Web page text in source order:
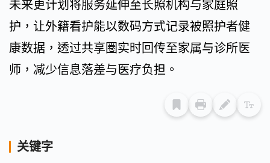
未来更计划将服务延伸至长照机构与家庭照
护，让外籍看护能以数码方式记录被照护者健
康数据，透过共享圈实时回传至家属与诊所医
师，减少信息落差与医疗负担。
关键字